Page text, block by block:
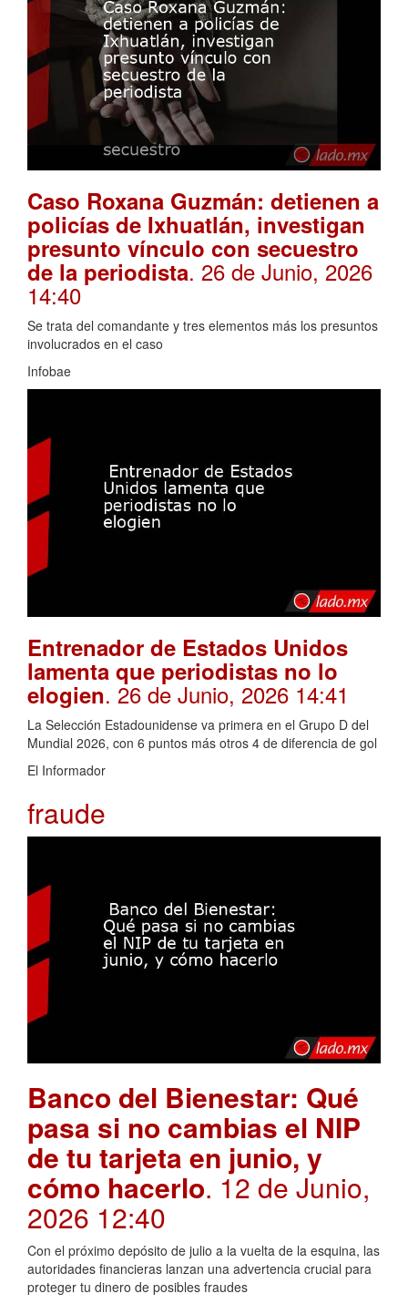
Caso Roxana Guzmán: detienen a
policías de Ixhuatlán, investigan
presunto vínculo con secuestro
de la periodista. 26 de Junio, 2026
14:40
Se trata del comandante y tres elementos más los presuntos
involucrados en el caso
Infobae
Entrenador de Estados Unidos
lamenta que periodistas no lo
elogien. 26 de Junio, 2026 14:41
La Selección Estadounidense va primera en el Grupo D del
Mundial 2026, con 6 puntos más otros 4 de diferencia de gol
El Informador
fraude
Banco del Bienestar: Qué
pasa si no cambias el NIP
de tu tarjeta en junio, y
cómo hacerlo. 12 de Junio,
2026 12:40
Con el próximo depósito de julio a la vuelta de la esquina, las
autoridades financieras lanzan una advertencia crucial para
proteger tu dinero de posibles fraudes